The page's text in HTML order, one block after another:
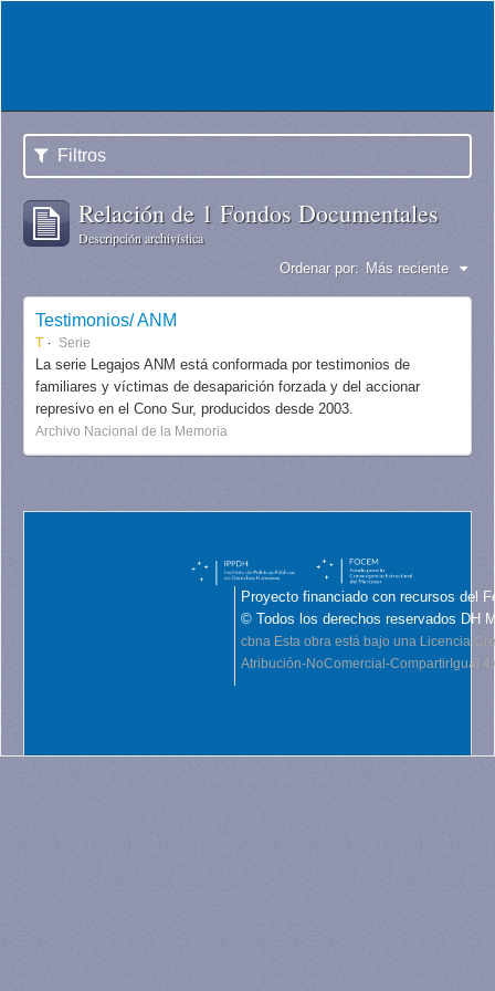
Filtros
Relación de 1 Fondos Documentales
Descripción archivística
Ordenar por: Más reciente
Testimonios/ ANM
T Serie
La serie Legajos ANM está conformada por testimonios de
familiares y víctimas de desaparición forzada y del accionar
represivo en el Cono Sur, producidos desde 2003.
Archivo Nacional de la Memoria
Proyecto financiado con recursos del
© Todos los derechos reservados DH
cbna Esta obra está bajo una Licencia
Atribución-NoComercial-CompartirIgual